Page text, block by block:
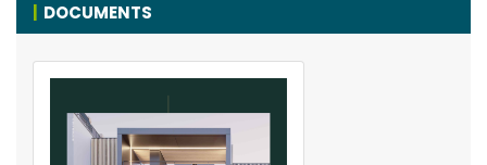
DOCUMENTS